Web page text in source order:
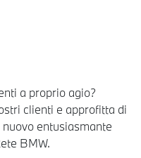
a proprio agio?
clienti e approfitta di
entusiasmante
BMW.